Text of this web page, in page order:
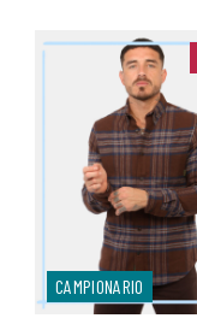
CAMPIONARIO